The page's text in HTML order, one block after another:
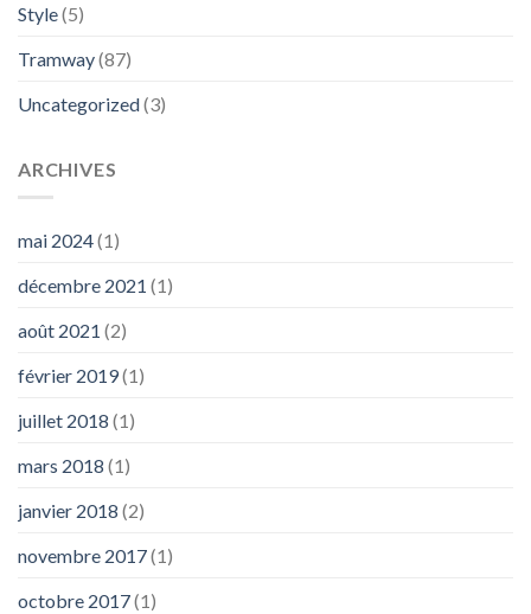
Style(5)
Tramway(87)
Uncategorized(3)
ARCHIVES
mai 2024(1)
décembre 2021 (1)
août 2021 (2)
février 2019(1)
juillet 2018 (1)
mars 2018 (1)
janvier 2018 (2)
novembre 2017(1)
octobre 2017(1)